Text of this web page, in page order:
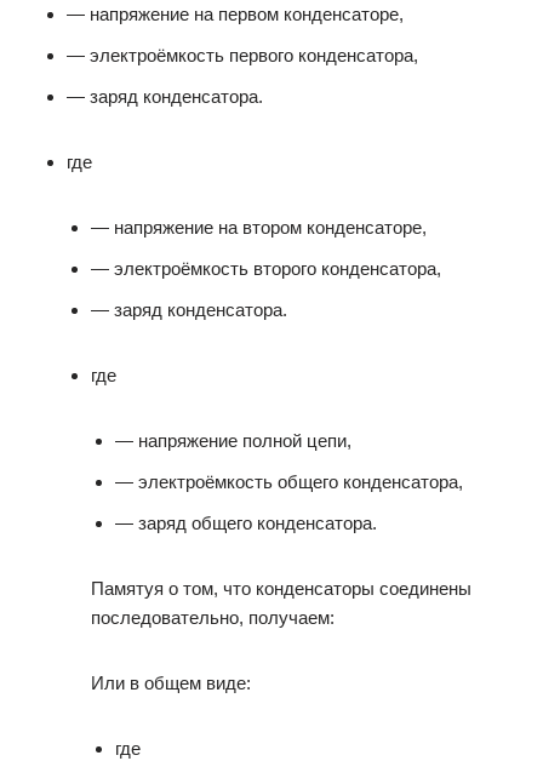
— напряжение на первом конденсаторе,
— электроёмкость первого конденсатора,
— заряд конденсатора.
где
— напряжение на втором конденсаторе,
— электроёмкость второго конденсатора,
— заряд конденсатора.
где
— напряжение полной цепи,
— электроёмкость общего конденсатора,
— заряд общего конденсатора.
Памятуя о том, что конденсаторы соединены
последовательно, получаем:
Или в общем виде:
где